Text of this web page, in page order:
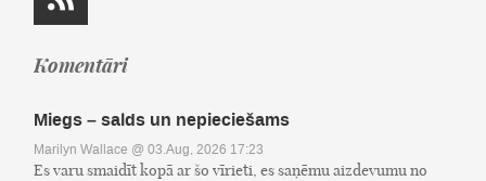
Komentāri
Miegs – salds un nepieciešams
Marilyn Wallace @ 03.Aug, 2026 17:23
Es varu smaidīt kopā ar šo vīrieti, es saņēmu aizdevumu no